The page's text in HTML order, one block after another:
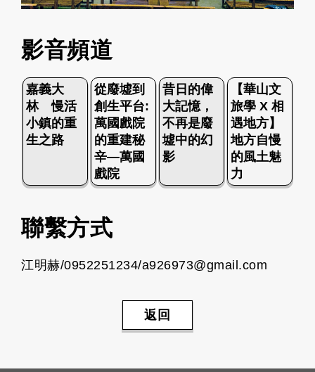
影音頻道
嘉義大
林 慢活
小鎮的重
生之路
從廢墟到
創生平台:
萬國戲院
的重建秘
辛—萬國
戲院
昔日的偉
大記憶，
不再是廢
墟中的幻
影
【華山文
旅學 X 相
遇地方】
地方自慢
的風土魅
力
聯繫方式
江明赫/0952251234/a926973@gmail.com
返回